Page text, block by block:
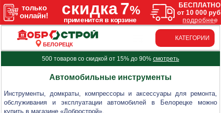
БЕЛОРЕЦК
КАТЕГОРИИ
500 товаров со скидкой от 15% до 90% смотреть
Автомобильные инструменты
Инструменты, домкраты, компрессоры и аксессуары для ремонта,
обслуживания и эксплуатации автомобилей в Белорецке можно
купить в магазине «Добрострой».